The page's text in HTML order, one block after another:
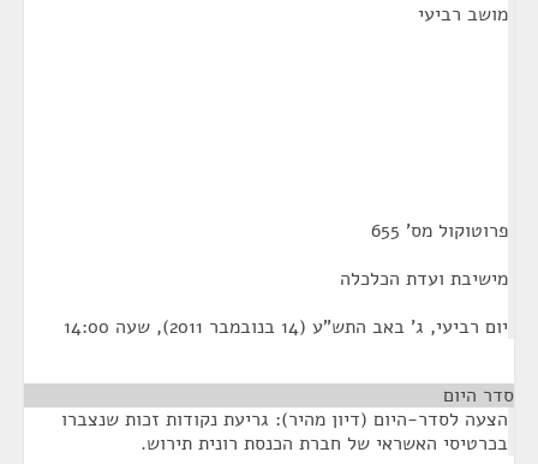
מושב רביעי
פרוטוקול מס' 655
מישיבת ועדת הכלכלה
יום רביעי, ג' באב התש"ע (14 בנובמבר 2011), שעה 14:00
סדר היום
הצעה לסדר-היום (דיון מהיר): גריעת נקודות זכות שנצברו
בכרטיסי האשראי של חברת הכנסת רונית תירוש.